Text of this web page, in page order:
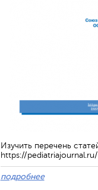
Изучить перечень
https://
подробнее